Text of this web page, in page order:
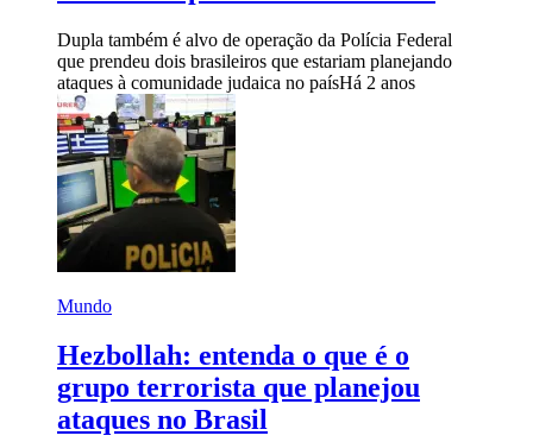
Dupla também é alvo de operação da Polícia Federal
que prendeu dois brasileiros que estariam planejando
ataques à comunidade judaica no paísHá 2 anos
Mundo
Hezbollah: entenda o que é o
grupo terrorista que planejou
ataques no Brasil